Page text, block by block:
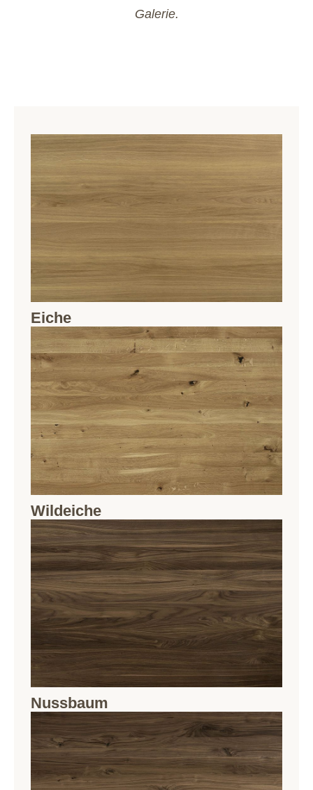
Galerie.
Eiche
Wildeiche
Nussbaum